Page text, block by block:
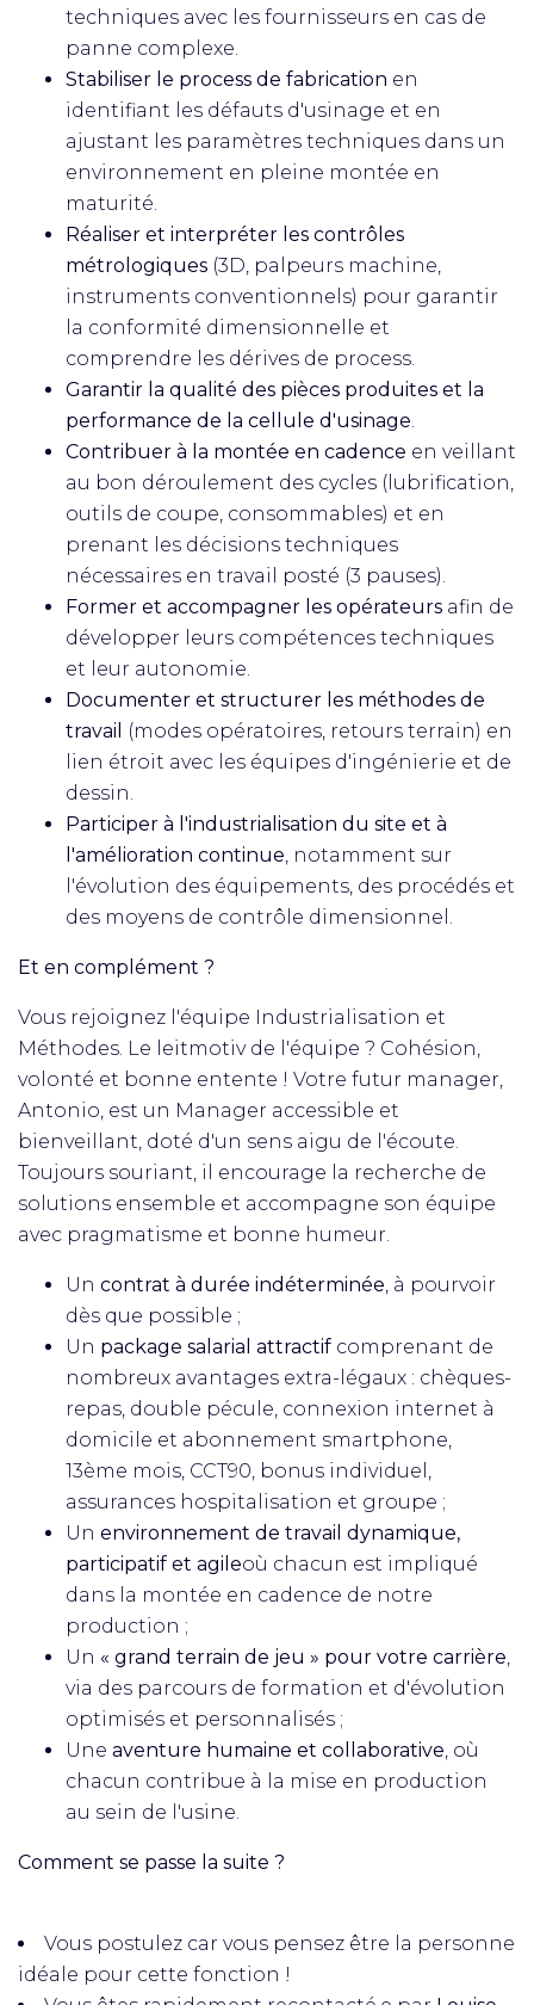
techniques avec les fournisseurs en cas de
panne complexe.
Stabiliser le process de fabrication en
identifiant les défauts d'usinage et en
ajustant les paramètres techniques dans un
environnement en pleine montée en
maturité.
Réaliser et interpréter les contrôles
métrologiques (3D, palpeurs machine,
instruments conventionnels) pour garantir
la conformité dimensionnelle et
comprendre les dérives de process.
Garantir la qualité des pièces produites et la
performance de la cellule d'usinage.
Contribuer à la montée en cadence en veillant
au bon déroulement des cycles (lubrification,
outils de coupe, consommables) et en
prenant les décisions techniques
nécessaires en travail posté (3 pauses).
Former et accompagner les opérateurs afin de
développer leurs compétences techniques
et leur autonomie.
Documenter et structurer les méthodes de
travail
(modes opératoires, retours terrain) en
lien étroit avec les équipes d'ingénierie et de
dessin.
Participer à l'industrialisation du site et à
l'amélioration continue, notamment sur
l'évolution des équipements, des procédés et
des moyens de contrôle dimensionnel.
Et en complément ?
Vous rejoignez l'équipe Industrialisation et
Méthodes. Le leitmotiv de l'équipe ? Cohésion,
volonté et bonne entente ! Votre futur manager,
Antonio, est un Manager accessible et
bienveillant, doté d'un sens aigu de l'écoute.
Toujours souriant, il encourage la recherche de
solutions ensemble et accompagne son équipe
avec pragmatisme et bonne humeur.
Un contrat à durée indéterminée, à pourvoir
dès que possible ;
Un package salarial attractif comprenant de
nombreux avantages extra-légaux : chèques-
repas, double pécule, connexion internet à
domicile et abonnement smartphone,
13ème mois, CCT90, bonus individuel,
assurances hospitalisation et groupe ;
Un environnement de travail dynamique,
participatif et agileoù chacun est impliqué
dans la montée en cadence de notre
production ;
Un « grand terrain de jeu » pour votre carrière,
via des parcours de formation et d'évolution
optimisés et personnalisés ;
Une aventure humaine et collaborative, où
chacun contribue à la mise en production
au sein de l'usine.
Comment se passe la suite ?
Vous postulez car vous pensez être la personne
idéale pour cette fonction !